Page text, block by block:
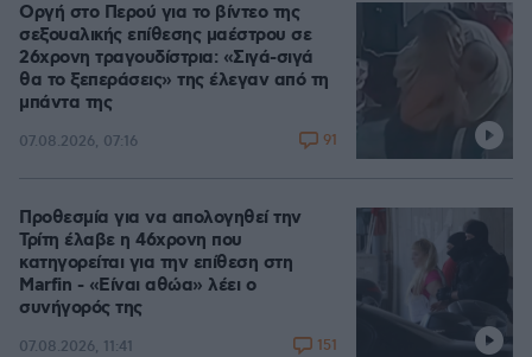
Οργή στο Περού για το βίντεο της
σεξουαλικής επίθεσης μαέστρου σε
26χρονη τραγουδίστρια: «Σιγά-σιγά
θα το ξεπεράσεις» της έλεγαν από τη
μπάντα της
07.08.2026, 07:16 91
Προθεσμία για να απολογηθεί την
Τρίτη έλαβε η 46χρονη που
κατηγορείται για την επίθεση στη
Marfin - «Είναι αθώα» λέει ο
συνήγορός της
07.08.2026, 11:41 151